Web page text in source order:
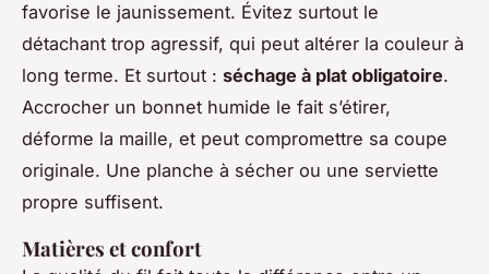
favorise le jaunissement. Évitez surtout le
détachant trop agressif, qui peut altérer la couleur à
long terme. Et surtout : séchage à plat obligatoire.
Accrocher un bonnet humide le fait s’étirer,
déforme la maille, et peut compromettre sa coupe
originale. Une planche à sécher ou une serviette
propre suffisent.
Matières et confort